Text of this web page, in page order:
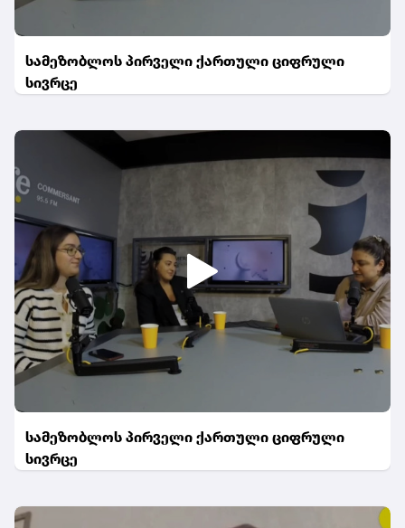
სამეზობლოს პირველი ქართული ციფრული
სივრცე
სამეზობლოს პირველი ქართული ციფრული
სივრცე